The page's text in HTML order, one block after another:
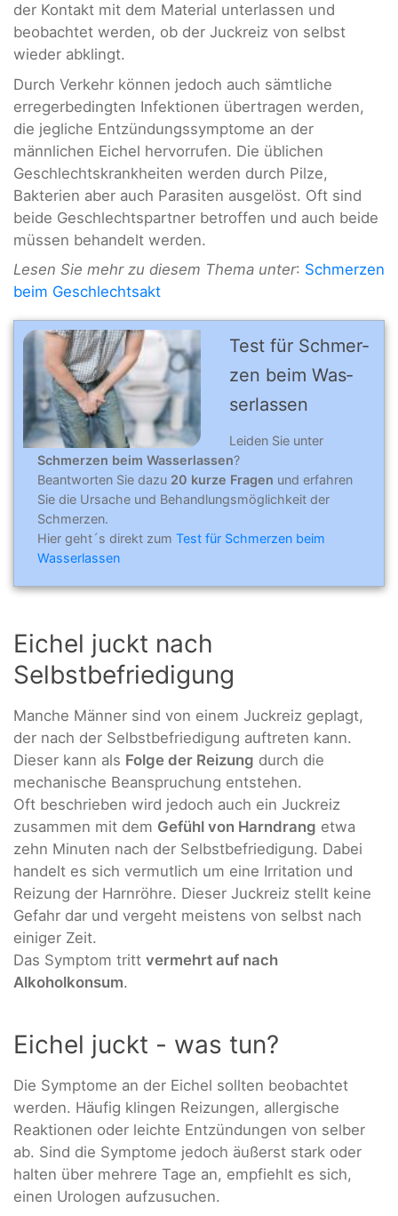
der Kontakt mit dem Material unterlassen und
beobachtet werden, ob der Juckreiz von selbst
wieder abklingt.
Durch Verkehr können jedoch auch sämtliche
erregerbedingten Infektionen übertragen werden,
die jegliche Entzündungssymptome an der
männlichen Eichel hervorrufen. Die üblichen
Geschlechtskrankheiten werden durch Pilze,
Bakterien aber auch Parasiten ausgelöst. Oft sind
beide Geschlechtspartner betroffen und auch beide
müssen behandelt werden.
Lesen Sie mehr zu diesem Thema unter: Schmerzen
beim Geschlechtsakt
Test für Schmer­
zen beim Was­
ser­las­sen
Leiden Sie unter
Schmerzen beim Wasserlassen?
Beantworten Sie dazu 20 kurze Fragen und erfahren
Sie die Ursache und Behandlungsmöglichkeit der
Schmerzen.
Hier geht´s direkt zum Test für Schmerzen beim
Wasserlassen
Eichel juckt nach
Selbstbefriedigung
Manche Männer sind von einem Juckreiz geplagt,
der nach der Selbstbefriedigung auftreten kann.
Dieser kann als Folge der Reizung durch die
mechanische Beanspruchung entstehen.
Oft beschrieben wird jedoch auch ein Juckreiz
zusammen mit dem Gefühl von Harndrang etwa
zehn Minuten nach der Selbstbefriedigung. Dabei
handelt es sich vermutlich um eine Irritation und
Reizung der Harnröhre. Dieser Juckreiz stellt keine
Gefahr dar und vergeht meistens von selbst nach
einiger Zeit.
Das Symptom tritt vermehrt auf nach
Alkoholkonsum.
Eichel juckt - was tun?
Die Symptome an der Eichel sollten beobachtet
werden. Häufig klingen Reizungen, allergische
Reaktionen oder leichte Entzündungen von selber
ab. Sind die Symptome jedoch äußerst stark oder
halten über mehrere Tage an, empfiehlt es sich,
einen Urologen aufzusuchen.